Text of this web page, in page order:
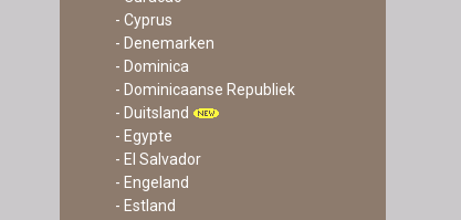
- Cyprus
- Denemarken
- Dominica
- Dominicaanse Republiek
- Duitsland
- Egypte
- El Salvador
- Engeland
- Estland